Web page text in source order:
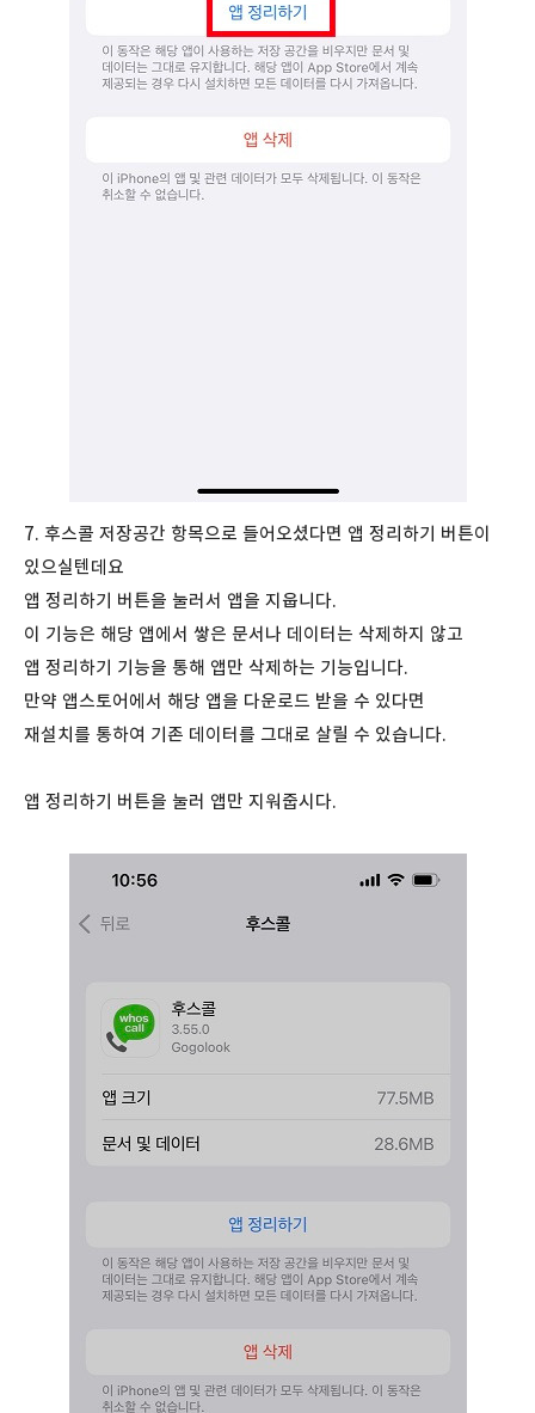
7. 후스콜 저장공간 항목으로 들어오셨다면 앱 정리하기 버튼이
있으실텐데요
앱 정리하기 버튼을 눌러서 앱을 지웁니다.
이 기능은 해당 앱에서 쌓은 문서나 데이터는 삭제하지 않고
앱 정리하기 기능을 통해 앱만 삭제하는 기능입니다.
만약 앱스토어에서 해당 앱을 다운로드 받을 수 있다면
재설치를 통하여 기존 데이터를 그대로 살릴 수 있습니다.
앱 정리하기 버튼을 눌러 앱만 지워줍시다.